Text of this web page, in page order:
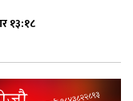
१३:१८